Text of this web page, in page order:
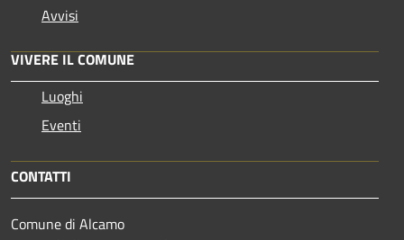
Avvisi
VIVERE IL COMUNE
Luoghi
Eventi
CONTATTI
Comune di Alcamo